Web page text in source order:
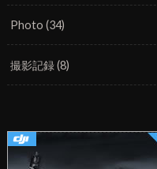
Photo(34)
撮影記録(8)